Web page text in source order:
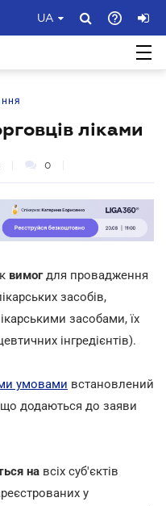
UA
ліками
0
вимогдля провадження
засобів,
засобами, їх
інгредієнтів).
умовами встановлений
додаються до заяви
на всіх суб'єктів
у